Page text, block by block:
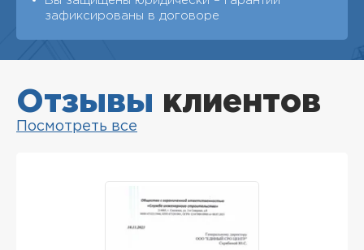
зафиксированы в договоре
Отзывы клиентов
Посмотреть все